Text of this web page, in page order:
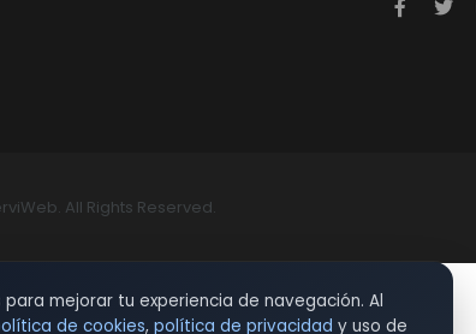
All Rights Reserved.
mejorar tu experiencia de navegación. Al
de cookies, política de privacidad y uso de